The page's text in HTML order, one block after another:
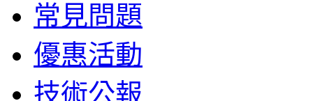
常見問題
優惠活動
技術公報